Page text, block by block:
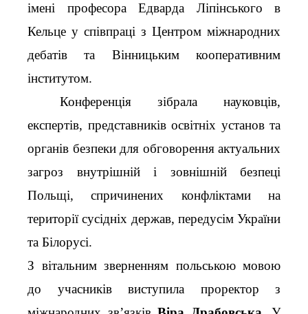
імені професора Едварда Ліпінського в
Кельце у співпраці з Центром міжнародних
дебатів та Вінницьким кооперативним
інститутом.
Конференція зібрала науковців,
експертів, представників освітніх установ та
органів безпеки для обговорення актуальних
загроз внутрішній і зовнішній безпеці
Польщі, спричинених конфліктами на
території сусідніх держав, передусім України
та Білорусі.
З вітальним зверненням польською мовою
до учасників виступила проректор з